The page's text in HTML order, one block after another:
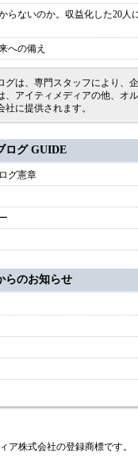
らないのか。収益化した20人
への備え
グは、専門スタッフにより、
、アイティメディアの他、オ
に提供されます。
ログ GUIDE
グ憲章
らのお知らせ
ア株式会社の登録商標です。